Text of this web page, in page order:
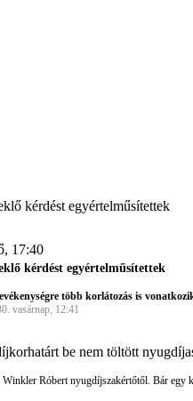
kérdést egyértelműsítettek
17:40
kérdést egyértelműsítettek
több korlátozás is
vasárnap, 12:41
be nem töltött
Winkler Róbert nyugdíjszakértőtől. Bár egy